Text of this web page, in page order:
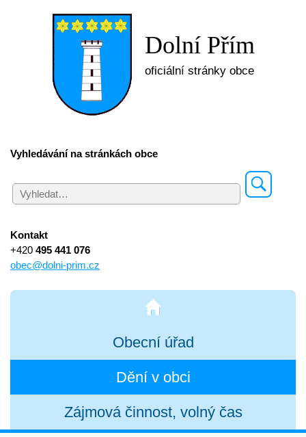
Dolní Přím
oficiální stránky obce
Vyhledávání na stránkách obce
Kontakt
+420 495 441 076
obec@dolni-prim.cz
Obecní úřad
Dění v obci
Zájmová činnost, volný čas